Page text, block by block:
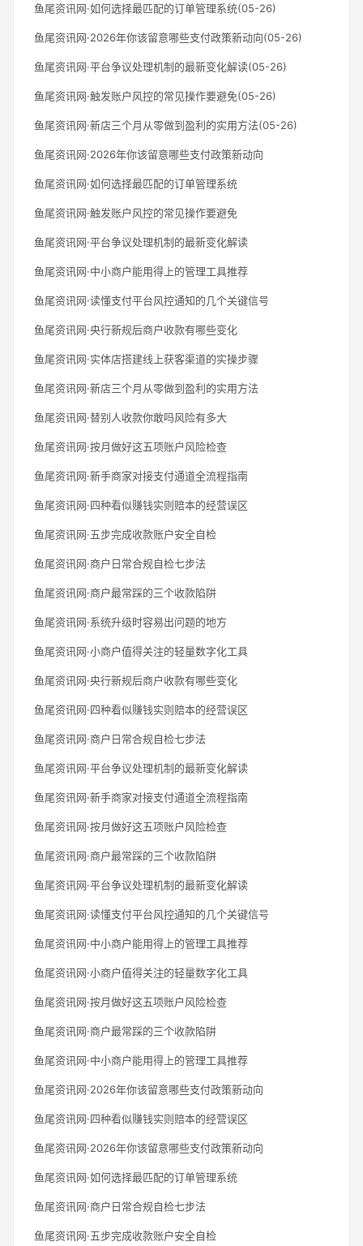
鱼尾资讯网·如何选择最匹配的订单管理系统(05-26)
鱼尾资讯网·2026年你该留意哪些支付政策新动向(05-26)
鱼尾资讯网·平台争议处理机制的最新变化解读(05-26)
鱼尾资讯网·触发账户风控的常见操作要避免(05-26)
鱼尾资讯网·新店三个月从零做到盈利的实用方法(05-26)
鱼尾资讯网·2026年你该留意哪些支付政策新动向
鱼尾资讯网·如何选择最匹配的订单管理系统
鱼尾资讯网·触发账户风控的常见操作要避免
鱼尾资讯网·平台争议处理机制的最新变化解读
鱼尾资讯网·中小商户能用得上的管理工具推荐
鱼尾资讯网·读懂支付平台风控通知的几个关键信号
鱼尾资讯网·央行新规后商户收款有哪些变化
鱼尾资讯网·实体店搭建线上获客渠道的实操步骤
鱼尾资讯网·新店三个月从零做到盈利的实用方法
鱼尾资讯网·替别人收款你敢吗风险有多大
鱼尾资讯网·按月做好这五项账户风险检查
鱼尾资讯网·新手商家对接支付通道全流程指南
鱼尾资讯网·四种看似赚钱实则赔本的经营误区
鱼尾资讯网·五步完成收款账户安全自检
鱼尾资讯网·商户日常合规自检七步法
鱼尾资讯网·商户最常踩的三个收款陷阱
鱼尾资讯网·系统升级时容易出问题的地方
鱼尾资讯网·小商户值得关注的轻量数字化工具
鱼尾资讯网·央行新规后商户收款有哪些变化
鱼尾资讯网·四种看似赚钱实则赔本的经营误区
鱼尾资讯网·商户日常合规自检七步法
鱼尾资讯网·平台争议处理机制的最新变化解读
鱼尾资讯网·新手商家对接支付通道全流程指南
鱼尾资讯网·按月做好这五项账户风险检查
鱼尾资讯网·商户最常踩的三个收款陷阱
鱼尾资讯网·平台争议处理机制的最新变化解读
鱼尾资讯网·读懂支付平台风控通知的几个关键信号
鱼尾资讯网·中小商户能用得上的管理工具推荐
鱼尾资讯网·小商户值得关注的轻量数字化工具
鱼尾资讯网·按月做好这五项账户风险检查
鱼尾资讯网·商户最常踩的三个收款陷阱
鱼尾资讯网·中小商户能用得上的管理工具推荐
鱼尾资讯网·2026年你该留意哪些支付政策新动向
鱼尾资讯网·四种看似赚钱实则赔本的经营误区
鱼尾资讯网·2026年你该留意哪些支付政策新动向
鱼尾资讯网·如何选择最匹配的订单管理系统
鱼尾资讯网·商户日常合规自检七步法
鱼尾资讯网·五步完成收款账户安全自检